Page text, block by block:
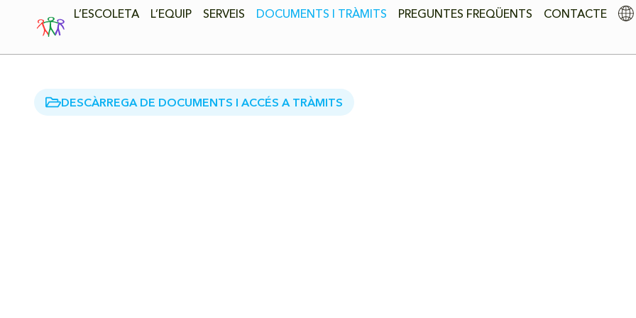
L’ESCOLETA L’EQUIP SERVEIS DOCUMENTS I TRÀMITS PREGUNTES FREQÜENTS CONTACTE
DESCÀRREGA DE DOCUMENTS I ACCÉS A TRÀMITS